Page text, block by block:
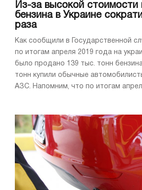
Из-за высокой
бензина в Украине
раза
Как сообщили в Государственной
по итогам апреля 2019 года на
было продано 139 тыс. тонн
тонн купили обычные
АЗС. Напомним, что по итогам